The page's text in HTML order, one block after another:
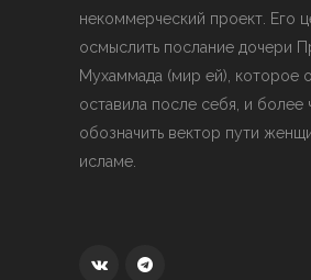
некоммерческий проект. Его
осмыслить послание дочери
Мухаммада (мир ей), которое
оставила после себя, и более
обозначить вектор пути
исламе.